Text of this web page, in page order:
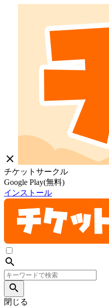
close
チケットサークル
Google Play(無料)
インストール
search
search
閉じる